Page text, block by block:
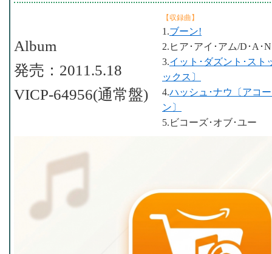
【収録曲】
1.ブーン!
2.ヒア･アイ･アム/D･A･N
3.イット･ダズント･スト
ックス〕
4.ハッシュ･ナウ〔アコ
ン〕
5.ビコーズ･オブ･ユー
Album
発売：2011.5.18
VICP-64956(通常盤)